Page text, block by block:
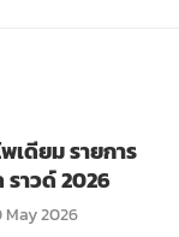
เดียม รายการ
ราวด์ 2026
May 2026